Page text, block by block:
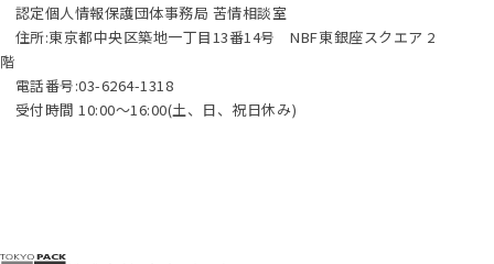
認定個人情報保護団体事務局 苦情相談室
住所:東京都中央区築地一丁目13番14号 NBF東銀座スクエア 2
階
電話番号:03-6264-1318
受付時間 10:00～16:00(土、日、祝日休み)